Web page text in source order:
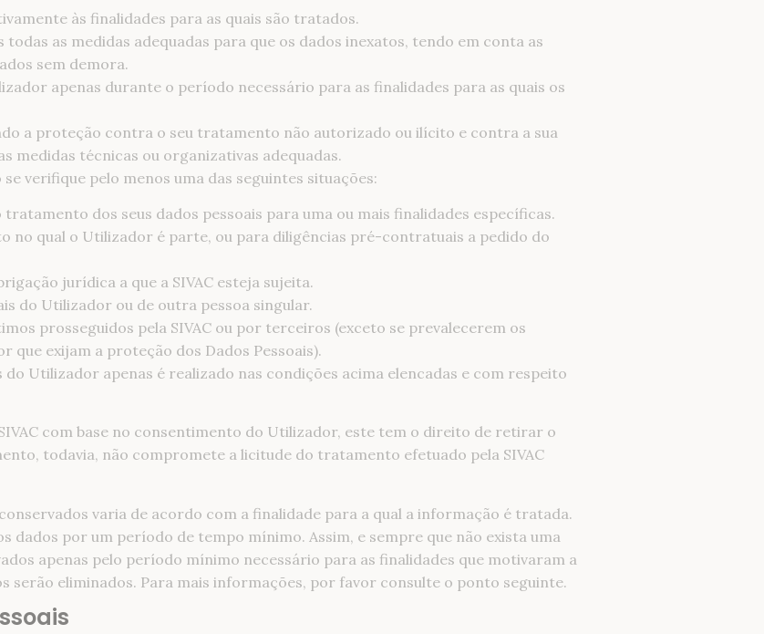
às finalidades para as quais são tratados.
as medidas adequadas para que os dados inexatos, tendo em conta as
sem demora.
apenas durante o período necessário para as finalidades para as quais os
a proteção contra o seu tratamento não autorizado ou ilícito e contra a sua
medidas técnicas ou organizativas adequadas.
verifique pelo menos uma das seguintes situações:
dos seus dados pessoais para uma ou mais finalidades específicas.
no qual o Utilizador é parte, ou para diligências pré-contratuais a pedido do
jurídica a que a SIVAC esteja sujeita.
do Utilizador ou de outra pessoa singular.
prosseguidos pela SIVAC ou por terceiros (exceto se prevalecerem os
exijam a proteção dos Dados Pessoais).
Utilizador apenas é realizado nas condições acima elencadas e com respeito
com base no consentimento do Utilizador, este tem o direito de retirar o
todavia, não compromete a licitude do tratamento efetuado pela SIVAC
varia de acordo com a finalidade para a qual a informação é tratada.
dados por um período de tempo mínimo. Assim, e sempre que não exista uma
apenas pelo período mínimo necessário para as finalidades que motivaram a
eliminados. Para mais informações, por favor consulte o ponto seguinte.